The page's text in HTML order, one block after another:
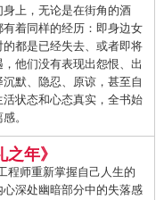
上，无论是在街角的酒
着同样的经历：即身边女
都是已经失去、或者即将
他们没有表现出怨恨、出
默、隐忍、原谅，甚至自
状态和心态真实，全书始
。
年》
师重新掌握自己人生的
深处幽暗部分中的失落感